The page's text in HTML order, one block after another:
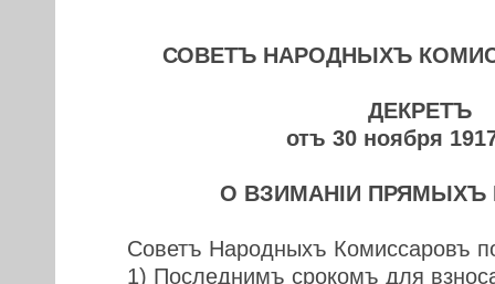
СОВЕТЪ НАРОДНЫХЪ
ДЕКРЕТЪ
отъ 30 ноября
О ВЗИМАНIИ ПРЯМЫХЪ
Советъ Народныхъ Комиссаровъ
1) Последнимъ срокомъ для